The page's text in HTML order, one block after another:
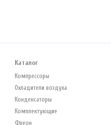
Каталог
Компрессоры
Охладители воздуха
Конденсаторы
Комплектующие
Фреон